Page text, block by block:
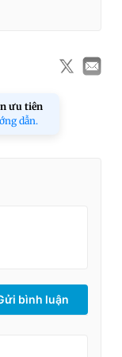
ưu tiên
dẫn.
bình luận